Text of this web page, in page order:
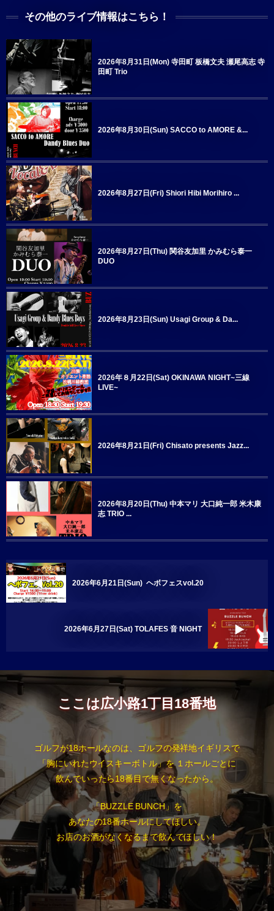
その他のライブ情報はこちら！
2026年8月31日(Mon) 寺田町 板橋文夫 瀬尾高志 寺
田町 Trio
2026年8月30日(Sun) SACCO to AMORE &...
2026年8月27日(Fri) Shiori Hibi Morihiro ...
2026年8月27日(Thu) 関谷友加里 かみむら泰一
DUO
2026年8月23日(Sun) Usagi Group & Da...
2026年８月22日(Sat) OKINAWA NIGHT~三線
LIVE~
2026年8月21日(Fri) Chisato presents Jazz...
2026年8月20日(Thu) 中本マリ 大口純一郎 米木康
志 TRIO ...
2026年6月21日(Sun) ヘボフェスvol.20
2026年6月27日(Sat) TOLAFES 音 NIGHT
ここは広小路1丁目18番地
ゴルフが18ホールなのは、ゴルフの発祥地イギリスで
「胸にいれたウイスキーボトル」を １ホールごとに
飲んでいったら18番目で無くなったから。
「BUZZLE BUNCH」を
あなたの18番ホールにしてほしい。
お店のお酒がなくなるまで飲んでほしい！